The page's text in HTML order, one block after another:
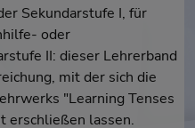
Sekundarstufe I, für
oder
II: dieser Lehrerband
mit der sich die
"Learning Tenses
erschließen lassen.